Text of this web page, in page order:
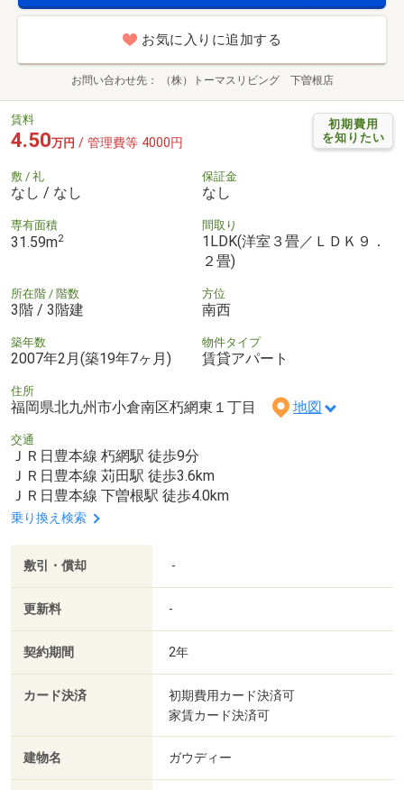
お気に入りに追加する
お問い合わせ先 （株）トーマスリビング 下曽根店
初期費用
を知りたい
賃料
4.50万円 / 管理費等 4000円
敷 / 礼
なし / なし
保証金
なし
専有面積
31.59m2
間取り
1LDK(洋室３畳／ＬＤＫ９．
２畳)
所在階 / 階数
3階 / 3階建
方位
南西
築年数
2007年2月(築19年7ヶ月)
物件タイプ
賃貸アパート
住所
福岡県北九州市小倉南区朽網東１丁目 地図
交通
ＪＲ日豊本線 朽網駅 徒歩9分
ＪＲ日豊本線 苅田駅 徒歩3.6km
ＪＲ日豊本線 下曽根駅 徒歩4.0km
乗り換え検索
敷引・償却 -
更新料 -
契約期間 2年
カード決済
初期費用カード決済可
家賃カード決済可
建物名 ガウディー